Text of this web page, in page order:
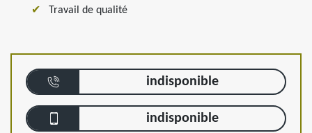
Travail de qualité
indisponible
indisponible